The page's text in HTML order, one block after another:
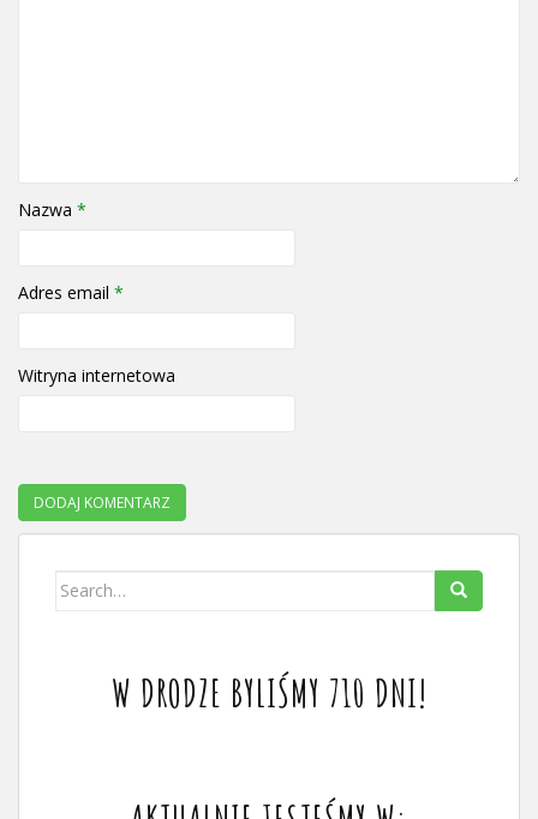
Nazwa *
Adres email *
Witryna internetowa
Search
W DRODZE BYLIŚMY 710 DNI!